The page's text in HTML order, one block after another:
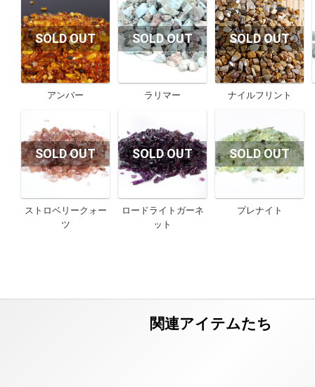
アンバー ラリマー ナイルフリント
ストロベリークォー
ツ
ロードライトガーネ
ット
プレナイト